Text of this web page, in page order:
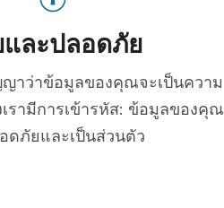
และปลอดภัย
าว่าข้อมูลของคุณจะเป็นความ
เรามีการเข้ารหัส: ข้อมูลของคุณ
ดภัยและเป็นส่วนตัว